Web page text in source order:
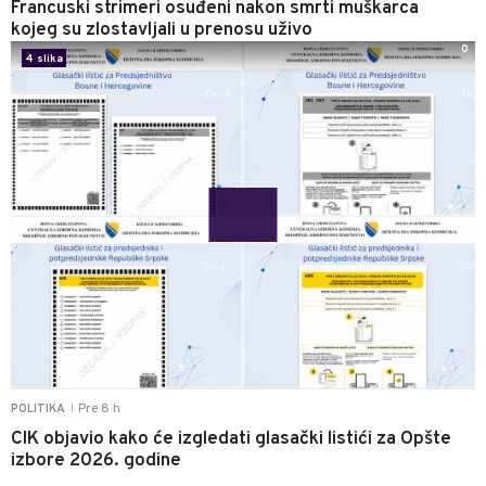
Francuski strimeri osuđeni nakon smrti muškarca
kojeg su zlostavljali u prenosu uživo
POLITIKA Pre 8 h
CIK objavio kako će izgledati glasački listići za Opšte
izbore 2026. godine
4 slika
0